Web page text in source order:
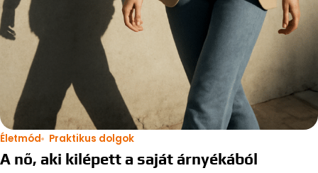
Életmód Praktikus dolgok
A nő, aki kilépett a saját árnyékából